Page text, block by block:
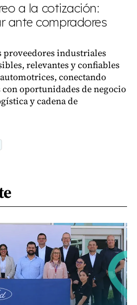
a la cotización:
ante compradores
proveedores industriales
relevantes y confiables
conectando
con oportunidades de negocio
y cadena de